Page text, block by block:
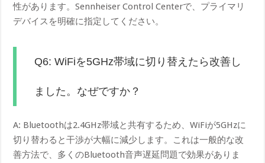
性があります。Sennheiser Control Centerで、プライマリ
デバイスを明確に指定してください。
Q6: WiFiを5GHz帯域に切り替えたら改善し
ました。なぜですか？
A: Bluetoothは2.4GHz帯域と共有するため、WiFiが5GHzに
切り替わると干渉が大幅に減少します。これは一般的な改
善方法で、多くのBluetooth音声遅延問題で効果がありま